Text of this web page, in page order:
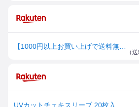
（送